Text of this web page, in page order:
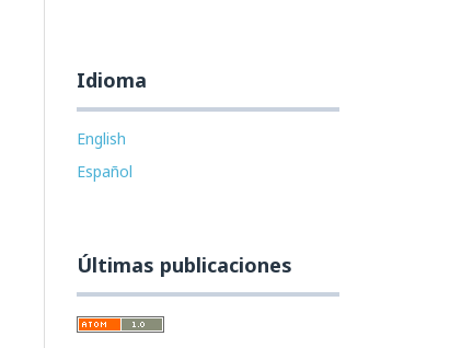
Idioma
English
Español
Últimas publicaciones